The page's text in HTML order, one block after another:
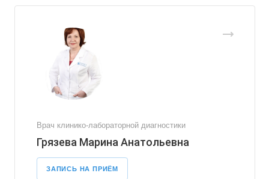
Врач клинико-лабораторной диагностики
Грязева Марина Анатольевна
ЗАПИСЬ НА ПРИЁМ